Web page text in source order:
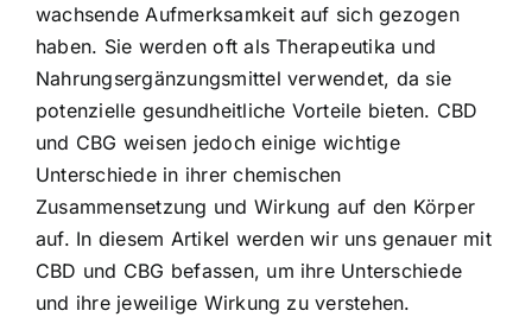
wachsende Aufmerksamkeit auf sich gezogen
haben. Sie werden oft als Therapeutika und
Nahrungsergänzungsmittel verwendet, da sie
potenzielle gesundheitliche Vorteile bieten. CBD
und CBG weisen jedoch einige wichtige
Unterschiedein ihrer chemischen
Zusammensetzung und Wirkung auf den Körper
auf. In diesem Artikel werden wir uns genauer mit
CBD und CBG befassen, um ihre Unterschiede
und ihre jeweilige Wirkung zu verstehen.